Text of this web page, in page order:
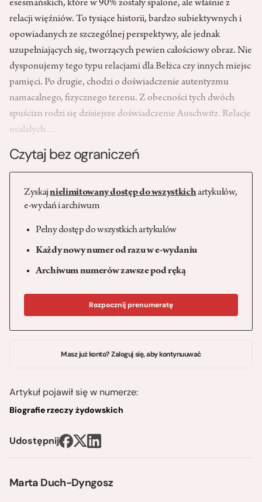
Marta Duch-Dyngosz
esesmańskich, które w 90% zostały spalone, ale właśnie z
relacji więźniów. To tysiące historii, bardzo subiektywnych i
opowiada­nych ze szczególnej perspektywy, ale jednak
uzupełniających się, tworzą­cych pewien całościowy obraz. Nie
dysponujemy tego typu relacjami dla Bełżca czy innych miejsc
pamięci. Po drugie, chodzi o doświadczenie autentyzmu
namacalnego, fizycznego terenu. Z obecności tych dwóch
spuścizn rodzi się dzisiejsze doświadczenie Auschwitz. Relacje
ocalałych…
Czytaj bez ograniczeń
Zyskajnielimitowany dostęp do wszystkichartykułów,
e-wydań i archiwum
Pełny dostęp do wszystkich artykułów
Każdy nowy numer od razu w e-wydaniu
Archiwum numerów zawsze pod ręką
Rozpocznij prenumeratę
Masz już konto? Zaloguj się, aby kontynuuwać
Artykuł pojawił się w numerze:
Biografie rzeczy żydowskich
Udostępnij